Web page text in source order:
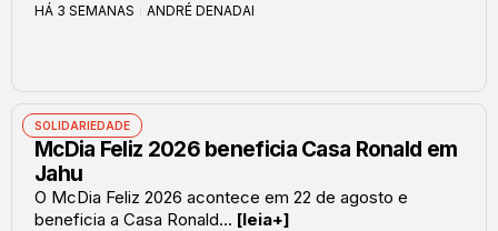
HÁ 3 SEMANAS ANDRÉ DENADAI
SOLIDARIEDADE
McDia Feliz 2026 beneficia Casa Ronald em
Jahu
O McDia Feliz 2026 acontece em 22 de agosto e
beneficia a Casa Ronald... [leia+]